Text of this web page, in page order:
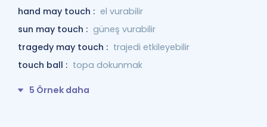
hand may touch : el vurabilir
sun may touch : güneş vurabilir
tragedy may touch : trajedi etkileyebilir
touch ball : topa dokunmak
5 Örnek daha